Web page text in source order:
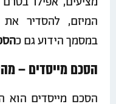
המיזם, להסדיר
במסמך הידוע גם כ
הסכם מייסדים –
הסכם מייסדים הוא